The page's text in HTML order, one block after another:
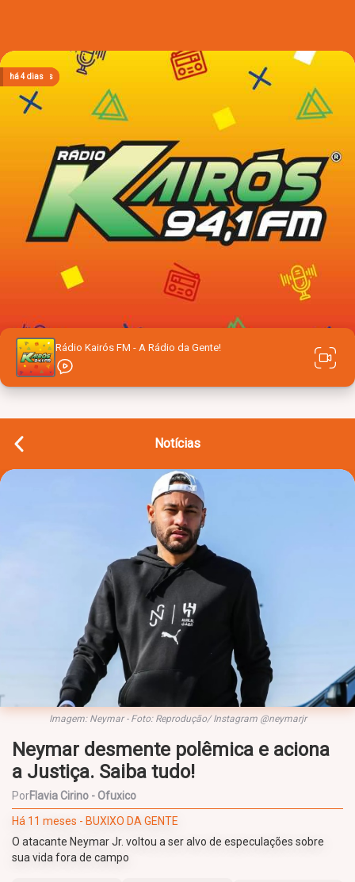
Rádio Kairós FM - A Rádio da Gente!
Notícias
Imagem: Neymar - Foto: Reprodução/ Instagram @neymarjr
Neymar desmente polêmica e aciona
a Justiça. Saiba tudo!
PorFlavia Cirino - Ofuxico
Há 11 meses - BUXIXO DA GENTE
O atacante Neymar Jr. voltou a ser alvo de especulações sobre
sua vida fora de campo
há 12 horas
há 12 horas
há 12 horas
há 4 dias
há 4 dias